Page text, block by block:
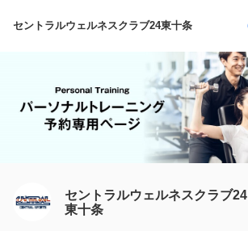
セントラルウェルネスクラブ24東十条
セントラルウェルネスクラブ24
東十条